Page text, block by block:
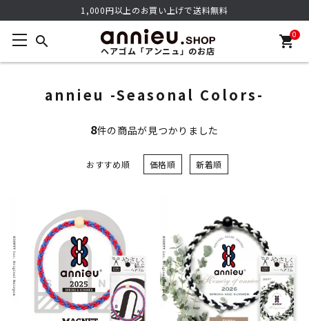
1,000円以上のお買い上げで送料無料
search
ヘアゴム「アンニュ」のお店
0
shopping_cart
annieu -Seasonal Colors-
8件の商品が見つかりました
おすすめ順 価格順 新着順